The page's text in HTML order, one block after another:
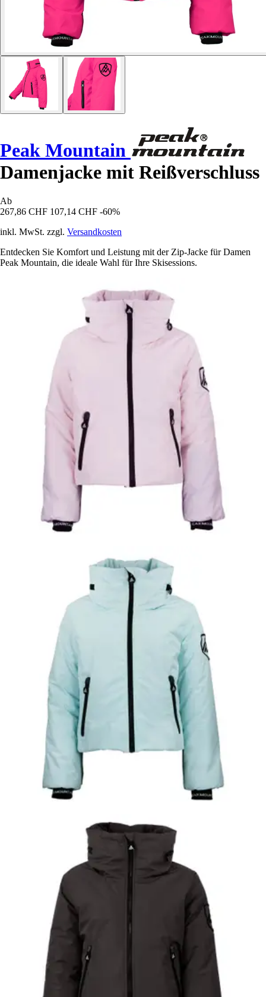
Peak Mountain
Damenjacke mit Reißverschluss
Ab
267,86 CHF 107,14 CHF -60%
inkl. MwSt. zzgl. Versandkosten
Entdecken Sie Komfort und Leistung mit der Zip-Jacke für Damen
Peak Mountain, die ideale Wahl für Ihre Skisessions.